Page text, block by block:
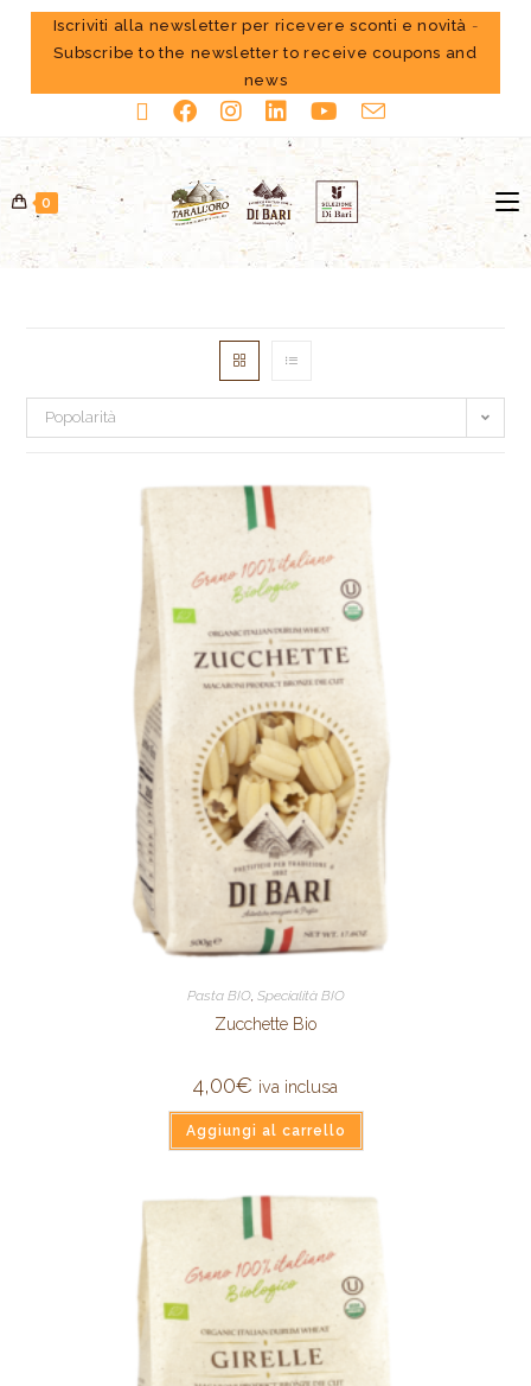
Iscriviti alla newsletter per ricevere sconti e novità -
Subscribe to the newsletter to receive coupons and
news
0
Popolarità
Pasta BIO, Specialità BIO
Zucchette Bio
4,00€ iva inclusa
Aggiungi al carrello